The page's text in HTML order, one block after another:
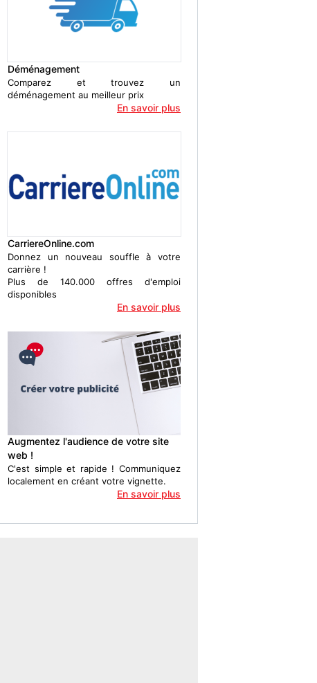
Déménagement
Comparez et trouvez un
déménagement au meilleur prix
En savoir plus
CarriereOnline.com
Donnez un nouveau souffle à votre
carrière !
Plus de 140.000 offres d'emploi
disponibles
En savoir plus
Augmentez l'audience de votre site
web !
C'est simple et rapide ! Communiquez
localement en créant votre vignette.
En savoir plus